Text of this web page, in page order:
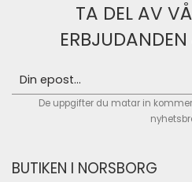
TA DEL AV
De uppgifter du matar in
BUTIKEN I NORSBORG